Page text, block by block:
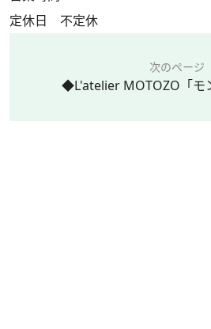
定休日 不定休
次のページ
◆L'atelier MOTOZO「モ